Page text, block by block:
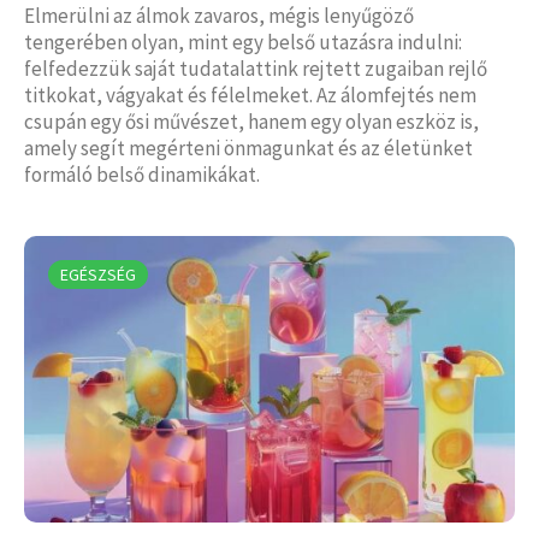
Elmerülni az álmok zavaros, mégis lenyűgöző
tengerében olyan, mint egy belső utazásra indulni:
felfedezzük saját tudatalattink rejtett zugaiban rejlő
titkokat, vágyakat és félelmeket. Az álomfejtés nem
csupán egy ősi művészet, hanem egy olyan eszköz is,
amely segít megérteni önmagunkat és az életünket
formáló belső dinamikákat.
EGÉSZSÉG